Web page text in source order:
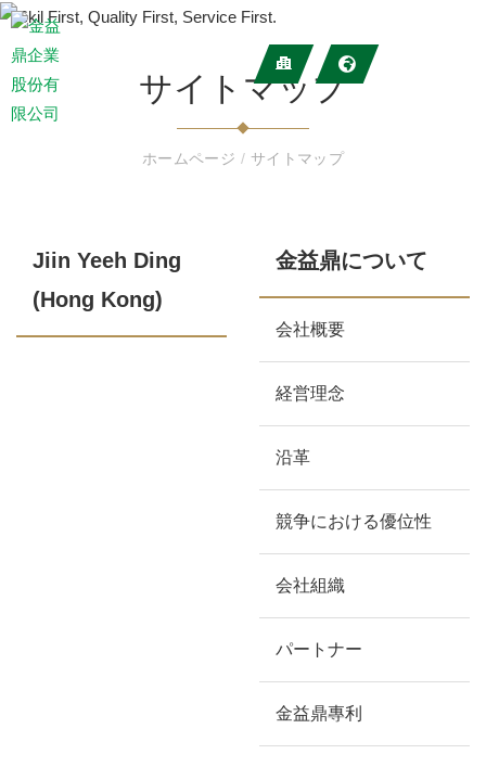
サイトマップ
ホームページ / サイトマップ
Jiin Yeeh Ding
(Hong Kong)
金益鼎について
会社概要
経営理念
沿革
競争における優位性
会社組織
パートナー
金益鼎專利